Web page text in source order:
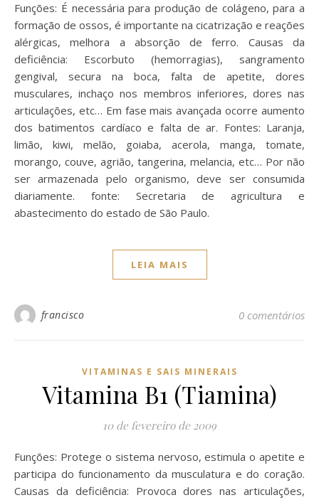
Funções: É necessária para produção de colágeno, para a
formação de ossos, é importante na cicatrização e reações
alérgicas, melhora a absorção de ferro. Causas da
deficiência: Escorbuto (hemorragias), sangramento
gengival, secura na boca, falta de apetite, dores
musculares, inchaço nos membros inferiores, dores nas
articulações, etc… Em fase mais avançada ocorre aumento
dos batimentos cardíaco e falta de ar. Fontes: Laranja,
limão, kiwi, melão, goiaba, acerola, manga, tomate,
morango, couve, agrião, tangerina, melancia, etc… Por não
ser armazenada pelo organismo, deve ser consumida
diariamente. fonte: Secretaria de agricultura e
abastecimento do estado de São Paulo.
LEIA MAIS
francisco 0 comentários
VITAMINAS E SAIS MINERAIS
Vitamina B1 (Tiamina)
10 de fevereiro de 2009
Funções: Protege o sistema nervoso, estimula o apetite e
participa do funcionamento da musculatura e do coração.
Causas da deficiência: Provoca dores nas articulações,